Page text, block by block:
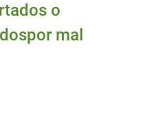
o
mal